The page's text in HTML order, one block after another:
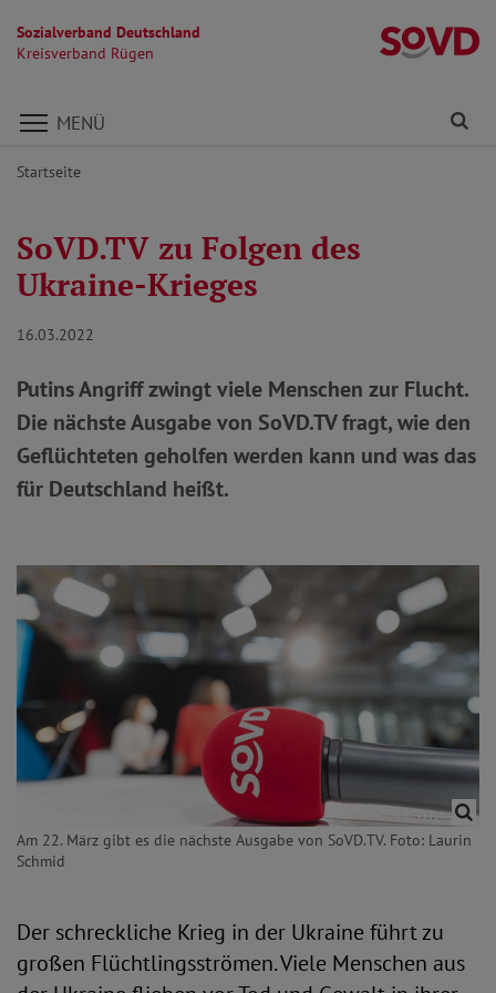
Sozialverband Deutschland
Kreisverband Rügen
Direkt zu den Inhalten springen
MENÜ
Startseite
SoVD.TV zu Folgen des
Ukraine-Krieges
16.03.2022
Putins Angriff zwingt viele Menschen zur Flucht.
Die nächste Ausgabe von SoVD.TV fragt, wie den
Geflüchteten geholfen werden kann und was das
für Deutschland heißt.
Am 22. März gibt es die nächste Ausgabe von SoVD.TV. Foto: Laurin
Schmid
Der schreckliche Krieg in der Ukraine führt zu
großen Flüchtlingsströmen. Viele Menschen aus